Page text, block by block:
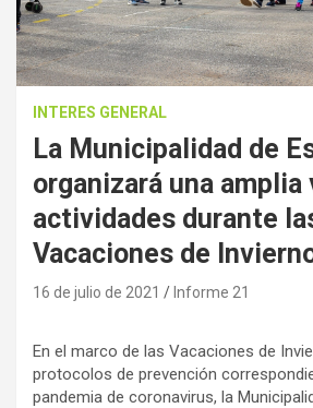
INTERES GENERAL
La Municipalidad de
organizará una amplia
actividades durante
Vacaciones de
16 de julio de 2021 Informe 21
En el marco de las Vacaciones de
protocolos de prevención
pandemia de coronavirus, la